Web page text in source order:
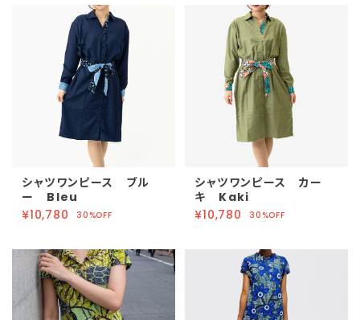
シャツワンピース ブル
ー Bleu
¥10,780
30%OFF
シャツワンピース カー
キ Kaki
¥10,780
30%OFF